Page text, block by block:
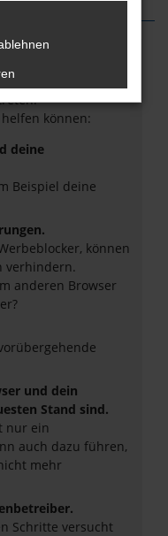
können:
deine
Beispiel deine
können
verhindern.
anderen Browser
und dein
Stand sind.
nur ein
auch dazu führen,
mehr
Schritte versucht